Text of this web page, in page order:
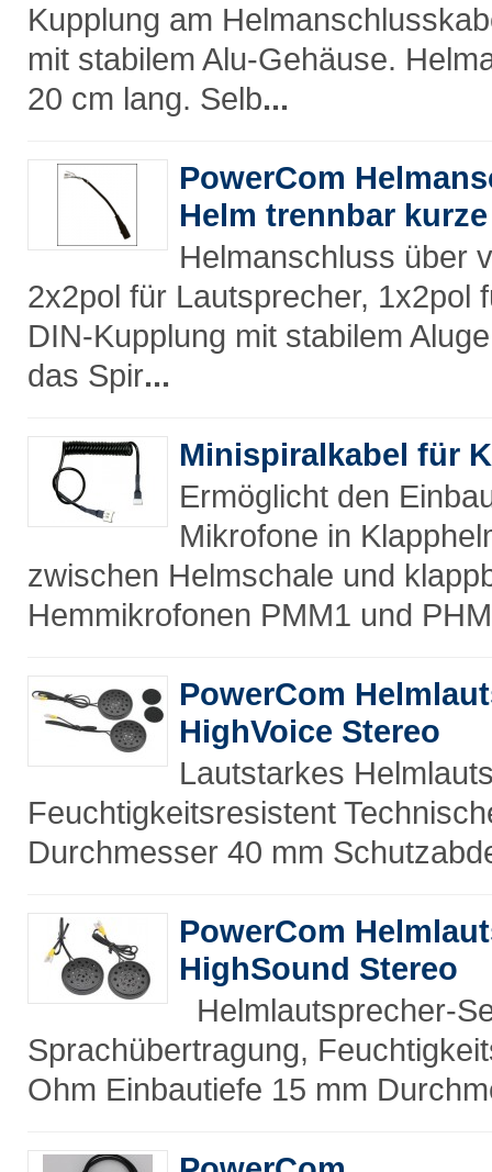
Kupplung am
mit stabilem Alu-Gehäuse.
20 cm lang. Selb...
PowerCom
Helm trennbar
Helmanschluss über
2x2pol für Lautsprecher, 1x2pol
DIN-Kupplung mit stabilem
das Spir...
Minispiralkabel für
Ermöglicht den
Mikrofone in
zwischen Helmschale und
Hemmikrofonen PMM1 und
PowerCom
HighVoice Stereo
Lautstarkes
Feuchtigkeitsresistent
Durchmesser 40 mm
PowerCom
HighSound Stereo
Helmlautsprecher-
Sprachübertragung,
Ohm Einbautiefe 15 mm